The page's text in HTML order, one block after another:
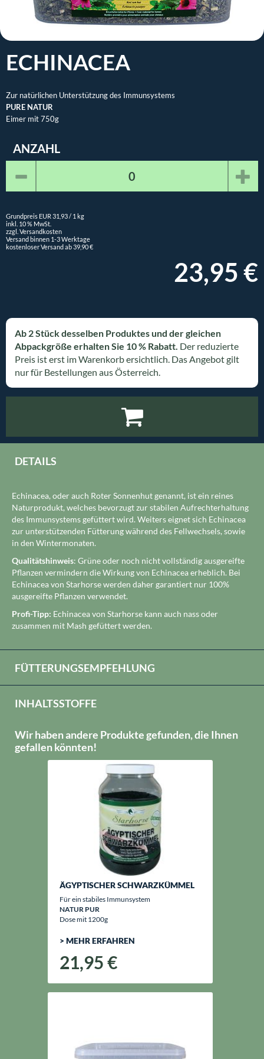
ECHINACEA
Zur natürlichen Unterstützung des Immunsystems
PURE NATUR
Eimer mit 750g
ANZAHL
Grundpreis EUR 31,93 / 1 kg
inkl. 10 % MwSt.
zzgl. Versandkosten
Versand binnen 1-3 Werktage
kostenloser Versand ab 39,90 €
23,95 €
Ab 2 Stück desselben Produktes und der gleichen
Abpackgröße erhalten Sie 10 % Rabatt. Der reduzierte
Preis ist erst im Warenkorb ersichtlich. Das Angebot gilt
nur für Bestellungen aus Österreich.
DETAILS
Echinacea, oder auch Roter Sonnenhut genannt, ist ein reines
Naturprodukt, welches bevorzugt zur stabilen Aufrechterhaltung
des Immunsystems gefüttert wird. Weiters eignet sich Echinacea
zur unterstützenden Fütterung während des Fellwechsels, sowie
in den Wintermonaten.
Qualitätshinweis: Grüne oder noch nicht vollständig ausgereifte
Pflanzen vermindern die Wirkung von Echinacea erheblich. Bei
Echinacea von Starhorse werden daher garantiert nur 100%
ausgereifte Pflanzen verwendet.
Profi-Tipp: Echinacea von Starhorse kann auch nass oder
zusammen mit Mash gefüttert werden.
FÜTTERUNGSEMPFEHLUNG
INHALTSSTOFFE
Wir haben andere Produkte gefunden, die Ihnen
gefallen könnten!
ÄGYPTISCHER SCHWARZKÜMMEL
Für ein stabiles Immunsystem
NATUR PUR
Dose mit 1200g
> MEHR ERFAHREN
21,95 €